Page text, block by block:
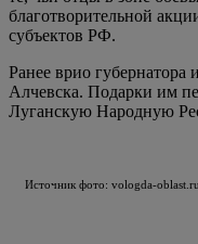
благотворительной
субъектов РФ.
Ранее врио губернатора
Алчевска. Подарки им
Луганскую Народную
Источник фото: vologda-oblast.ru